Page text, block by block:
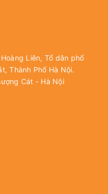
Liên, Tổ dân phố
Thành Phố Hà Nội.
Cát - Hà Nội